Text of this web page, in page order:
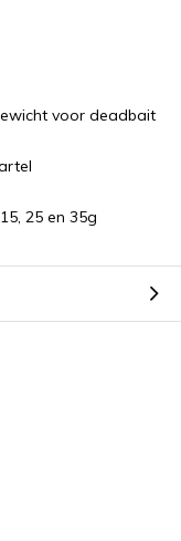
voor deadbait
25 en 35g